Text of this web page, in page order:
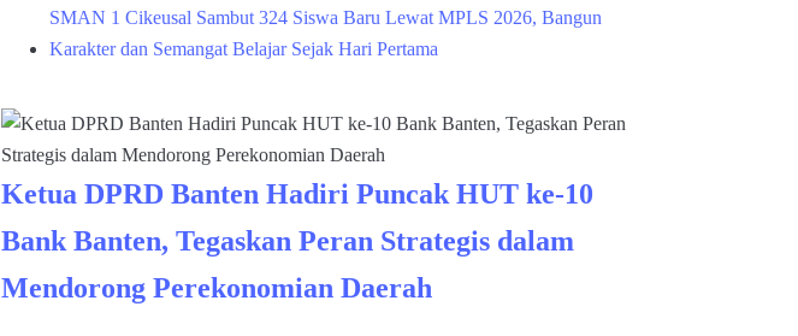
SMAN 1 Cikeusal Sambut 324 Siswa Baru Lewat MPLS 2026, Bangun
Karakter dan Semangat Belajar Sejak Hari Pertama
Ketua DPRD Banten Hadiri Puncak HUT ke-10
Bank Banten, Tegaskan Peran Strategis dalam
Mendorong Perekonomian Daerah